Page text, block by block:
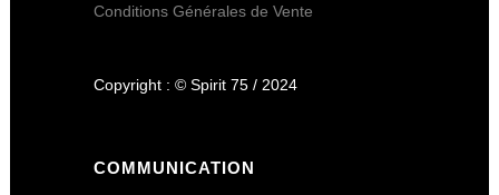
Conditions Générales de Vente
Copyright : © Spirit 75 / 2024
COMMUNICATION